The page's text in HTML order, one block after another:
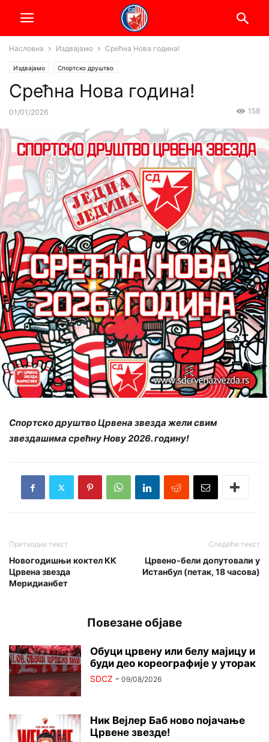
Насловна Издвајамо Срећна Нова година!
Издвајамо Спортско друштво
Срећна Нова година!
01/01/2026 158
Спортско друштво Црвена звезда жели свим
звездашима срећну Нову 2026. годину!
Претходни текст
Новогодишњи коктел КК
Црвена звезда
Меридианбет
Следећи текст
Црвено-бели допутовали у
Истанбул (петак, 18 часова)
Повезане објаве
Обуци црвену или белу мајицу и
буди део кореографије у уторак
SDCZ - 09/08/2026
Ник Вејлер Баб ново појачање
Црвене звезде!